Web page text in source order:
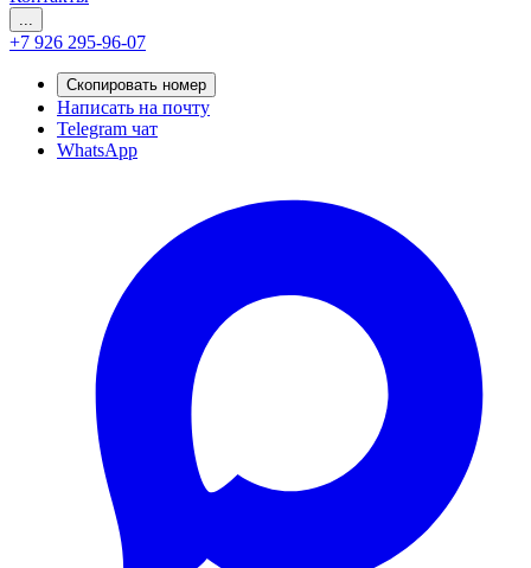
...
+7 926 295-96-07
Скопировать номер
Написать на почту
Telegram чат
WhatsApp